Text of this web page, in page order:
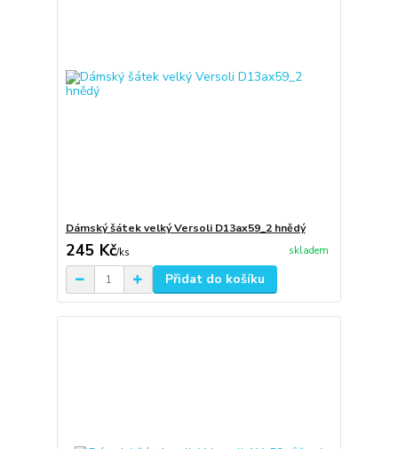
Dámský šátek velký Versoli D13ax59_2 hnědý
245 Kč/ks skladem
Přidat do košíku